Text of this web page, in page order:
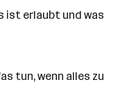
ist erlaubt und was
tun, wenn alles zu